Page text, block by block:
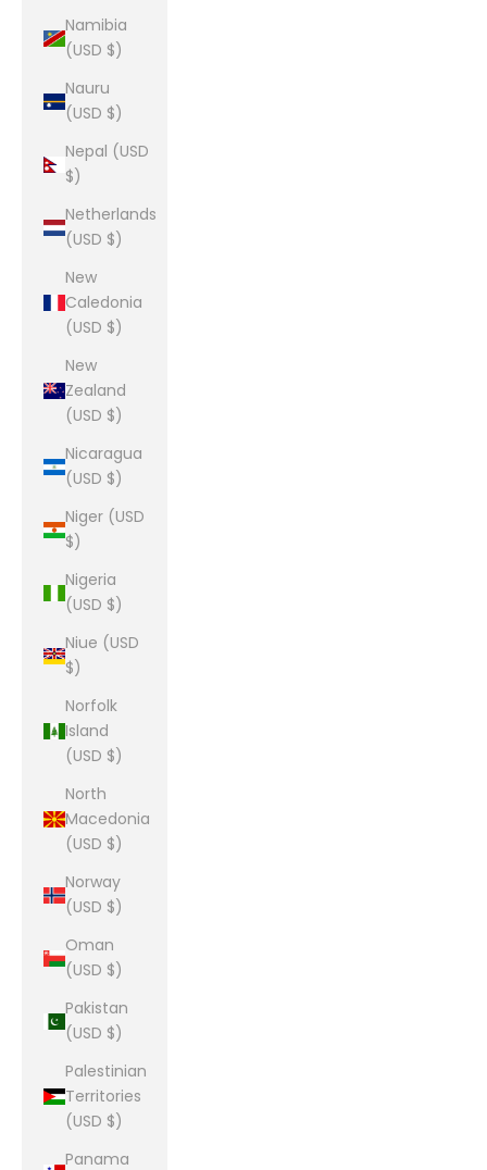
Namibia
(USD $)
Nauru
(USD $)
Nepal (USD
$)
Netherlands
(USD $)
New
Caledonia
(USD $)
New
Zealand
(USD $)
Nicaragua
(USD $)
Niger (USD
$)
Nigeria
(USD $)
Niue (USD
$)
Norfolk
Island
(USD $)
North
Macedonia
(USD $)
Norway
(USD $)
Oman
(USD $)
Pakistan
(USD $)
Palestinian
Territories
(USD $)
Panama